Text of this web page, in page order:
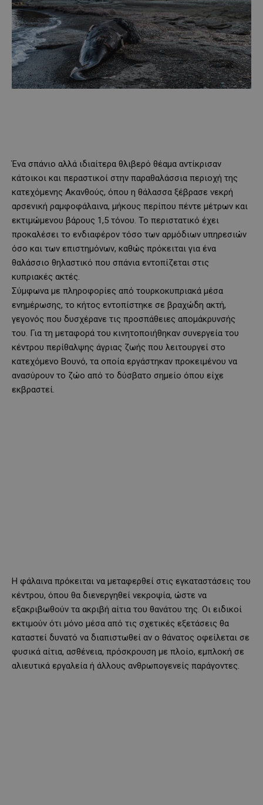
Ένα σπάνιο αλλά ιδιαίτερα θλιβερό θέαμα αντίκρισαν
κάτοικοι και περαστικοί στην παραθαλάσσια περιοχή της
κατεχόμενης Ακανθούς, όπου η θάλασσα ξέβρασε νεκρή
αρσενική ραμφοφάλαινα, μήκους περίπου πέντε μέτρων και
εκτιμώμενου βάρους 1,5 τόνου. Το περιστατικό έχει
προκαλέσει το ενδιαφέρον τόσο των αρμόδιων υπηρεσιών
όσο και των επιστημόνων, καθώς πρόκειται για ένα
θαλάσσιο θηλαστικό που σπάνια εντοπίζεται στις
κυπριακές ακτές.
Σύμφωνα με πληροφορίες από τουρκοκυπριακά μέσα
ενημέρωσης, το κήτος εντοπίστηκε σε βραχώδη ακτή,
γεγονός που δυσχέρανε τις προσπάθειες απομάκρυνσής
του. Για τη μεταφορά του κινητοποιήθηκαν συνεργεία του
κέντρου περίθαλψης άγριας ζωής που λειτουργεί στο
κατεχόμενο Βουνό, τα οποία εργάστηκαν προκειμένου να
ανασύρουν το ζώο από το δύσβατο σημείο όπου είχε
εκβραστεί.
Η φάλαινα πρόκειται να μεταφερθεί στις εγκαταστάσεις του
κέντρου, όπου θα διενεργηθεί νεκροψία, ώστε να
εξακριβωθούν τα ακριβή αίτια του θανάτου της. Οι ειδικοί
εκτιμούν ότι μόνο μέσα από τις σχετικές εξετάσεις θα
καταστεί δυνατό να διαπιστωθεί αν ο θάνατος οφείλεται σε
φυσικά αίτια, ασθένεια, πρόσκρουση με πλοίο, εμπλοκή σε
αλιευτικά εργαλεία ή άλλους ανθρωπογενείς παράγοντες.